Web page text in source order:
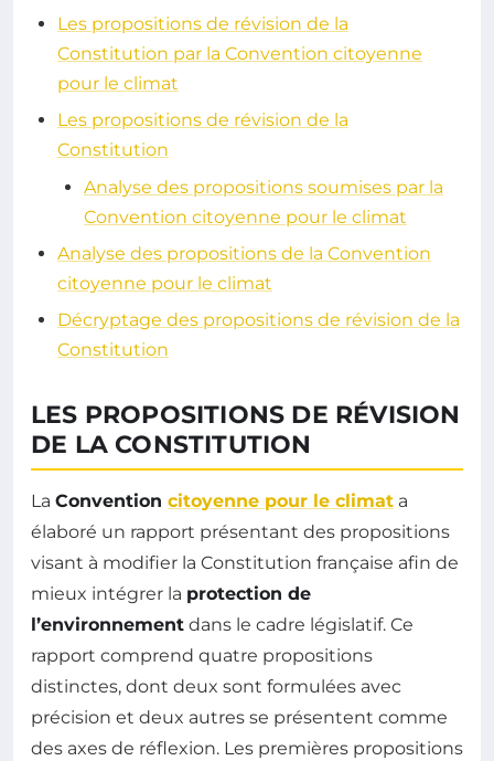
Les propositions de révision de la
Constitution par la Convention citoyenne
pour le climat
Les propositions de révision de la
Constitution
Analyse des propositions soumises par la
Convention citoyenne pour le climat
Analyse des propositions de la Convention
citoyenne pour le climat
Décryptage des propositions de révision de la
Constitution
LES PROPOSITIONS DE RÉVISION
DE LA CONSTITUTION
La Convention citoyenne pour le climat a
élaboré un rapport présentant des propositions
visant à modifier la Constitution française afin de
mieux intégrer la protection de
l’environnement dans le cadre législatif. Ce
rapport comprend quatre propositions
distinctes, dont deux sont formulées avec
précision et deux autres se présentent comme
des axes de réflexion. Les premières propositions